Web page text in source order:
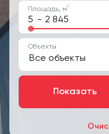
Площадь, м2
-
Объекты
Все объекты
Показать